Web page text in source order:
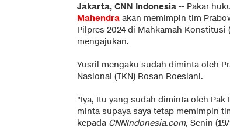
Jakarta, CNN Indonesia -- Pakar
Mahendra akan memimpin tim
Pilpres 2024 di Mahkamah
mengajukan.
Yusril mengaku sudah diminta oleh
Nasional (TKN) Rosan Roeslani.
"Iya, Itu yang sudah diminta oleh
minta supaya saya tetap memimpin
kepada CNNIndonesia.com, Senin